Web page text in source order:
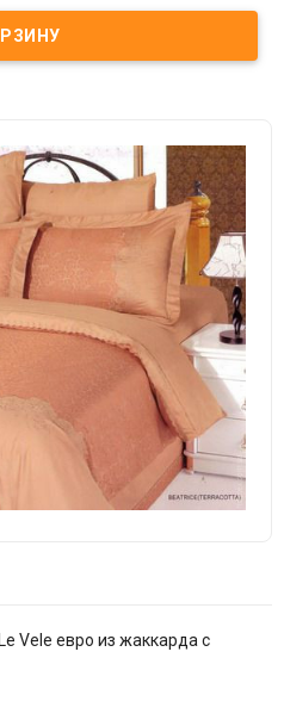
Vele евро из жаккарда с